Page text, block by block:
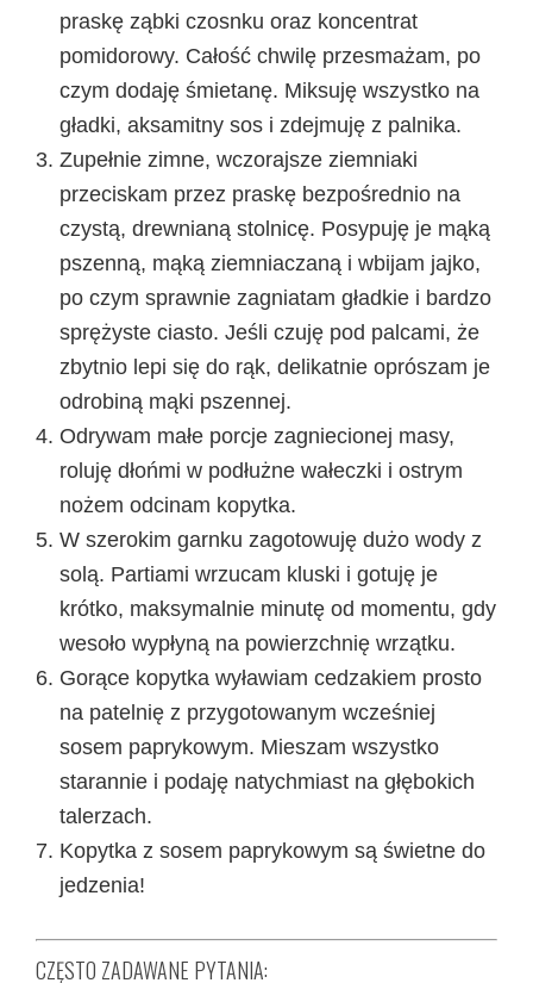
praskę ząbki czosnku oraz koncentrat
pomidorowy. Całość chwilę przesmażam, po
czym dodaję śmietanę. Miksuję wszystko na
gładki, aksamitny sos i zdejmuję z palnika.
Zupełnie zimne, wczorajsze ziemniaki
przeciskam przez praskę bezpośrednio na
czystą, drewnianą stolnicę. Posypuję je mąką
pszenną, mąką ziemniaczaną i wbijam jajko,
po czym sprawnie zagniatam gładkie i bardzo
sprężyste ciasto. Jeśli czuję pod palcami, że
zbytnio lepi się do rąk, delikatnie oprószam je
odrobiną mąki pszennej.
Odrywam małe porcje zagniecionej masy,
roluję dłońmi w podłużne wałeczki i ostrym
nożem odcinam kopytka.
W szerokim garnku zagotowuję dużo wody z
solą. Partiami wrzucam kluski i gotuję je
krótko, maksymalnie minutę od momentu, gdy
wesoło wypłyną na powierzchnię wrzątku.
Gorące kopytka wyławiam cedzakiem prosto
na patelnię z przygotowanym wcześniej
sosem paprykowym. Mieszam wszystko
starannie i podaję natychmiast na głębokich
talerzach.
Kopytka z sosem paprykowym są świetne do
jedzenia!
CZĘSTO ZADAWANE PYTANIA: